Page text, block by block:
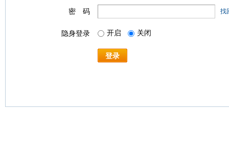
密 码 找
隐身登录 开启 关闭
登录